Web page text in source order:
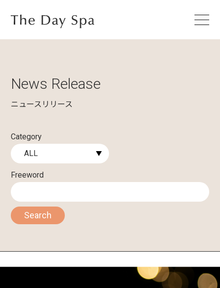
News Release
ニュースリリース
Category
Freeword
Search